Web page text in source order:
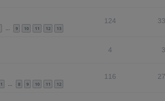
… 9 10 11 12 13
124
4
1 … 8 9 10 11 12
116